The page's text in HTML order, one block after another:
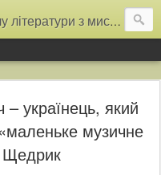
обласної універсальної наукової бібліотеки
українець, який
музичне